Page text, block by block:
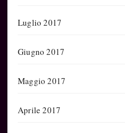
Luglio 2017
Giugno 2017
Maggio 2017
Aprile 2017